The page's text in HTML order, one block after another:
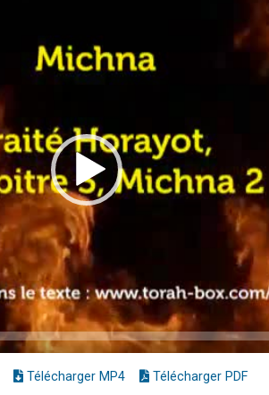
Télécharger MP4 Télécharger PDF